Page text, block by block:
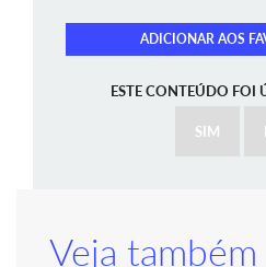
ADICIONAR AOS
ESTE CONTEÚDO FOI
SIM
Veja também